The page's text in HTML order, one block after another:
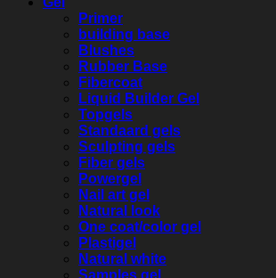
Primer
building base
Blushes
Rubber Base
Fibercoat
Liquid Builder Gel
Topgels
Standaard gels
Sculpting gels
Fiber gels
Powergel
Nail art gel
Natural look
One coat/color gel
Plastigel
Natural white